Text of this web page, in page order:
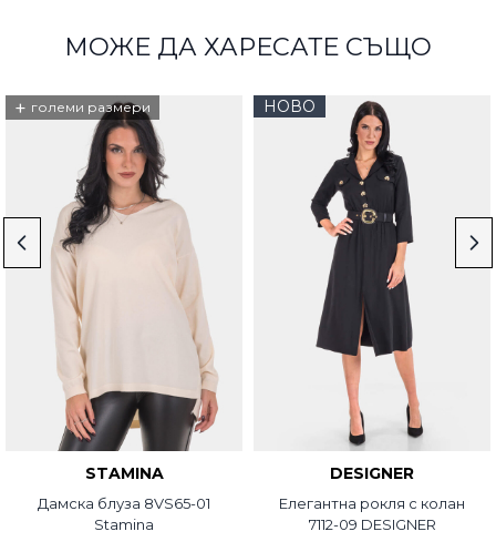
МОЖЕ ДА ХАРЕСАТЕ СЪЩО
+ големи размери
STAMINA
Дамска блуза 8VS65-01
Stamina
НОВО
DESIGNER
Елегантна рокля с колан
7112-09 DESIGNER